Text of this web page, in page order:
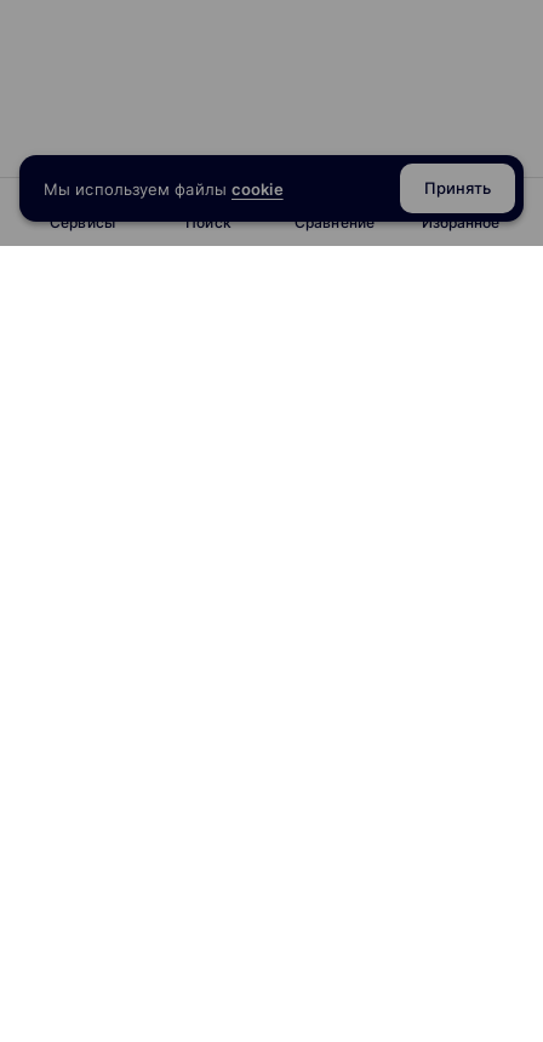
Сервисы Поиск Сравнение Избранное
Мы используем файлы cookie Принять